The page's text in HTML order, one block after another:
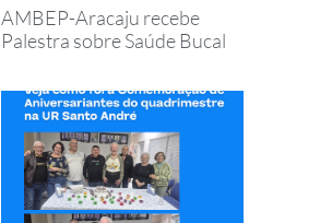
AMBEP-Aracaju recebe
Palestra sobre Saúde Bucal